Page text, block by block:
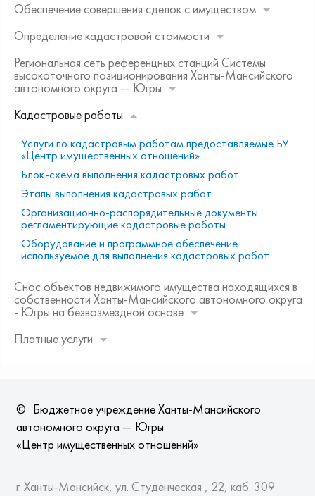
Обеспечение совершения сделок с имуществом
Определение кадастровой стоимости
Региональная сеть референцных станций Системы
высокоточного позиционирования Ханты-Мансийского
автономного округа — Югры
Кадастровые работы
Услуги по кадастровым работам предоставляемые БУ
«Центр имущественных отношений»
Блок-схема выполнения кадастровых работ
Этапы выполнения кадастровых работ
Организационно-распорядительные документы
регламентирующие кадастровые работы
Оборудование и программное обеспечение
используемое для выполнения кадастровых работ
Снос объектов недвижимого имущества находящихся в
собственности Ханты-Мансийского автономного округа
- Югры на безвозмездной основе
Платные услуги
© Бюджетное учреждение Ханты-Мансийского
автономного округа — Югры
«Центр имущественных отношений»
г. Ханты-Мансийск, ул. Студенческая , 22, каб. 309